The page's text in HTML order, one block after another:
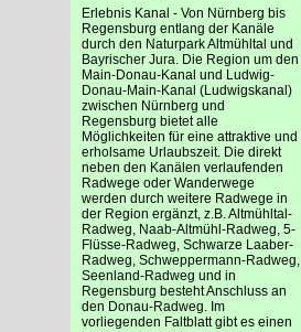
Erlebnis Kanal - Von Nürnberg bis
Regensburg entlang der Kanäle
durch den Naturpark Altmühltal und
Bayrischer Jura. Die Region um den
Main-Donau-Kanal und Ludwig-
Donau-Main-Kanal (Ludwigskanal)
zwischen Nürnberg und
Regensburg bietet alle
Möglichkeiten für eine attraktive und
erholsame Urlaubszeit. Die direkt
neben den Kanälen verlaufenden
Radwege oder Wanderwege
werden durch weitere Radwege in
der Region ergänzt, z.B. Altmühltal-
Radweg, Naab-Altmühl-Radweg, 5-
Flüsse-Radweg, Schwarze Laaber-
Radweg, Schweppermann-Radweg,
Seenland-Radweg und in
Regensburg besteht Anschluss an
den Donau-Radweg. Im
vorliegenden Faltblatt gibt es einen